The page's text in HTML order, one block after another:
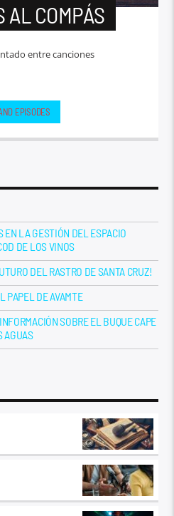
AL COMPÁS
entre canciones
EPISODES
EN LA GESTIÓN DEL ESPACIO
DE LOS VINOS
DEL RASTRO DE SANTA CRUZ!
PAPEL DE AVAMTE
SOBRE EL BUQUE CAPE
AGUAS